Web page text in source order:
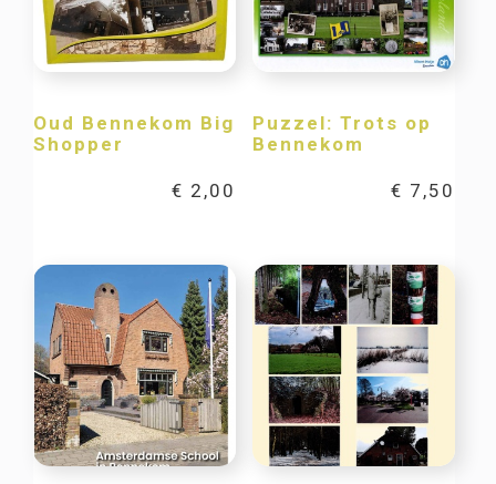
Oud Bennekom Big
Shopper
€ 2,00
Puzzel: Trots op
Bennekom
€ 7,50